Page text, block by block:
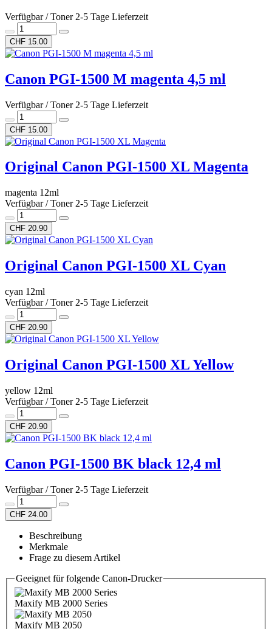
Verfügbar / Toner 2-5 Tage Lieferzeit
CHF 15.00
Canon PGI-1500 M magenta 4,5 ml
Verfügbar / Toner 2-5 Tage Lieferzeit
CHF 15.00
Original Canon PGI-1500 XL Magenta
magenta 12ml
Verfügbar / Toner 2-5 Tage Lieferzeit
CHF 20.90
Original Canon PGI-1500 XL Cyan
cyan 12ml
Verfügbar / Toner 2-5 Tage Lieferzeit
CHF 20.90
Original Canon PGI-1500 XL Yellow
yellow 12ml
Verfügbar / Toner 2-5 Tage Lieferzeit
CHF 20.90
Canon PGI-1500 BK black 12,4 ml
Verfügbar / Toner 2-5 Tage Lieferzeit
CHF 24.00
Beschreibung
Merkmale
Frage zu diesem Artikel
Geeignet für folgende Canon-Drucker
Maxify MB 2000 Series
Maxify MB 2050